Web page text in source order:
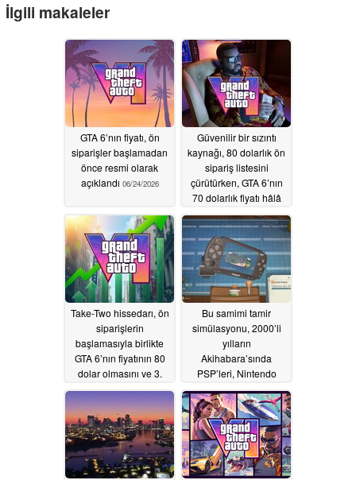
İlgili makaleler
GTA 6’nın fiyatı, ön
siparişler başlamadan
önce resmi olarak
açıklandı 06/24/2026
Güvenilir bir sızıntı
kaynağı, 80 dolarlık ön
sipariş listesini
çürütürken, GTA 6’nın
70 dolarlık fiyatı hâlâ
mümkün görünüyor
06/22/2026
Take-Two hissedarı, ön
siparişlerin
başlamasıyla birlikte
GTA 6’nın fiyatının 80
dolar olmasını ve 3.
fragmanın
yayınlanmasını
bekliyor06/20/2026
Bu samimi tamir
simülasyonu, 2000’li
yılların
Akihabara’sında
PSP’leri, Nintendo
DS’leri, kapaklı cep
telefonlarını ve retro
cihazları tamir
etmenize olanak
tanıyor06/20/2026